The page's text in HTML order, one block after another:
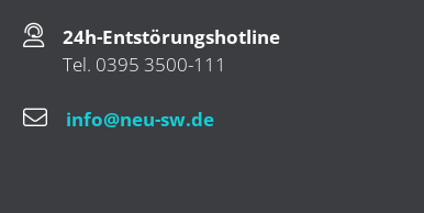
24h-Entstörungshotline
Tel. 0395 3500-111
info@neu-sw.de